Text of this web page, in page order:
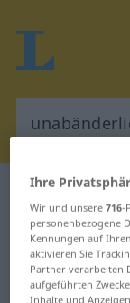
Deutsch-
Deutsch-
für
Ihre
Wir und unsere716-
personenbezogene
Kennungen auf
aktivieren Sie
Partner verarbeiten
aufgeführten
Inhalte und